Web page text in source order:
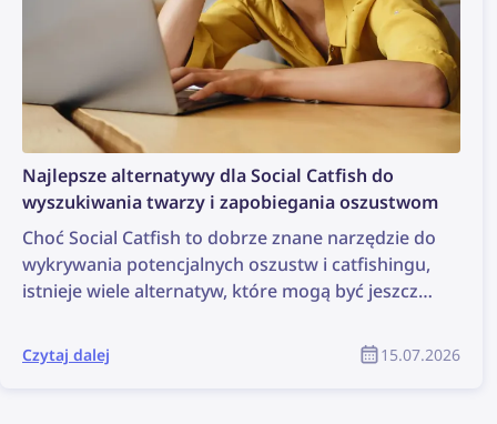
Najlepsze alternatywy dla Social Catfish do
wyszukiwania twarzy i zapobiegania oszustwom
Choć Social Catfish to dobrze znane narzędzie do
wykrywania potencjalnych oszustw i catfishingu,
istnieje wiele alternatyw, które mogą być jeszcze
dla Social Catfish do wyszukiwania twarzy i
zapobiegania oszustwom.
Czytaj dalej 15.07.2026